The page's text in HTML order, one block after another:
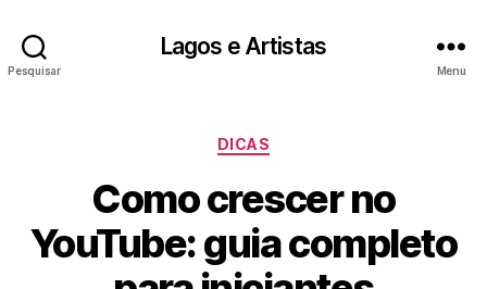
Pesquisar
Lagos e Artistas
Menu
Categorias
DICAS
Como crescer no
YouTube: guia completo